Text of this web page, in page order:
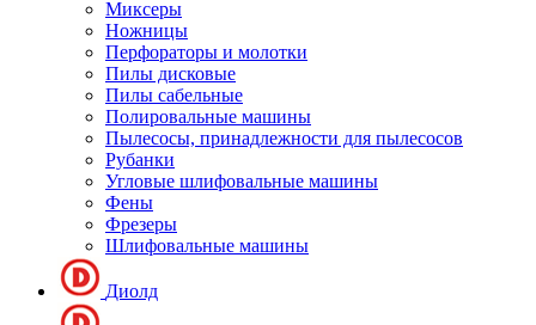
Миксеры
Ножницы
Перфораторы и молотки
Пилы дисковые
Пилы сабельные
Полировальные машины
Пылесосы, принадлежности для пылесосов
Рубанки
Угловые шлифовальные машины
Фены
Фрезеры
Шлифовальные машины
Диолд